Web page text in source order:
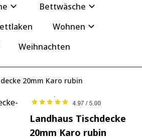
Bettwäsche
Wohnen
Weihnachten
20mm Karo rubin
Landhaus Tischdecke
20mm Karo rubin